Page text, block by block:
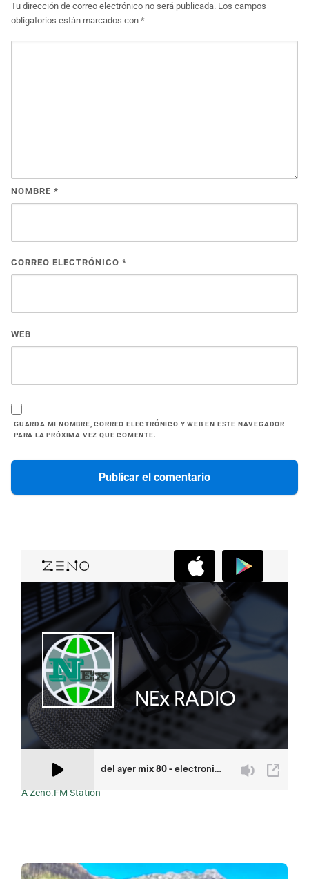
Tu dirección de correo electrónico no será publicada. Los campos
obligatorios están marcados con *
NOMBRE *
CORREO ELECTRÓNICO *
WEB
GUARDA MI NOMBRE, CORREO ELECTRÓNICO Y WEB EN ESTE NAVEGADOR
PARA LA PRÓXIMA VEZ QUE COMENTE.
A Zeno.FM Station